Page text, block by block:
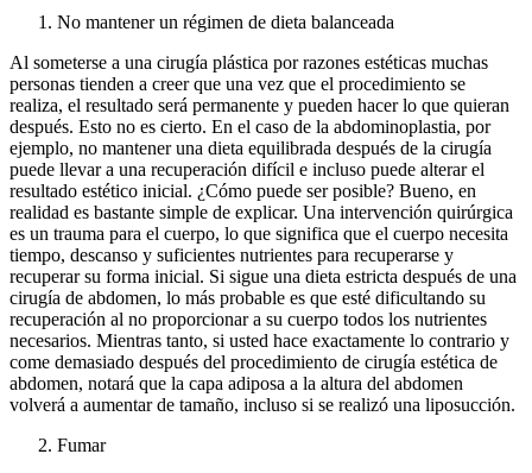
No mantener un régimen de dieta balanceada
Al someterse a una cirugía plástica por razones estéticas muchas
personas tienden a creer que una vez que el procedimiento se
realiza, el resultado será permanente y pueden hacer lo que quieran
después. Esto no es cierto. En el caso de la abdominoplastia, por
ejemplo, no mantener una dieta equilibrada después de la cirugía
puede llevar a una recuperación difícil e incluso puede alterar el
resultado estético inicial. ¿Cómo puede ser posible? Bueno, en
realidad es bastante simple de explicar. Una intervención quirúrgica
es un trauma para el cuerpo, lo que significa que el cuerpo necesita
tiempo, descanso y suficientes nutrientes para recuperarse y
recuperar su forma inicial. Si sigue una dieta estricta después de una
cirugía de abdomen, lo más probable es que esté dificultando su
recuperación al no proporcionar a su cuerpo todos los nutrientes
necesarios. Mientras tanto, si usted hace exactamente lo contrario y
come demasiado después del procedimiento de cirugía estética de
abdomen, notará que la capa adiposa a la altura del abdomen
volverá a aumentar de tamaño, incluso si se realizó una liposucción.
Fumar